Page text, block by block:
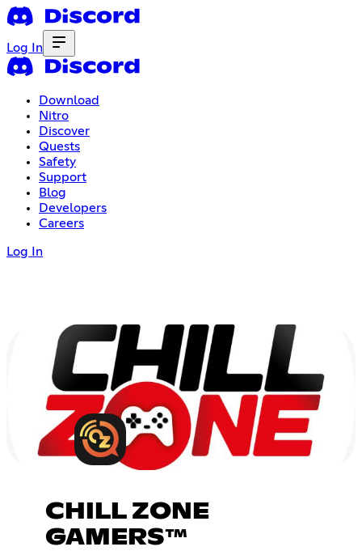
Log In
Download
Nitro
Discover
Quests
Safety
Support
Blog
Developers
Careers
Log In
CHILL ZONE
GAMERS™